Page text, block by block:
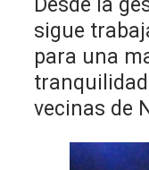
sigue
para una
vecinas de